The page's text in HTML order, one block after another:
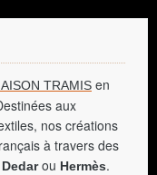
TRAMIS en
aux
nos créations
à travers des
Dedarou Hermès.